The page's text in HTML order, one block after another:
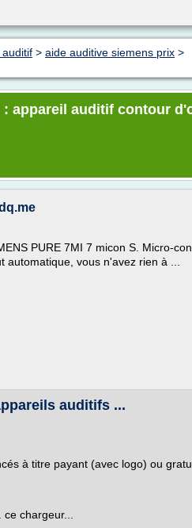
> aide auditive siemens prix >
appareil auditif contour
PURE 7MI 7 micon S. Micro-
vous n'avez rien à ...
auditifs ...
à titre payant (avec logo) ou
chargeur...